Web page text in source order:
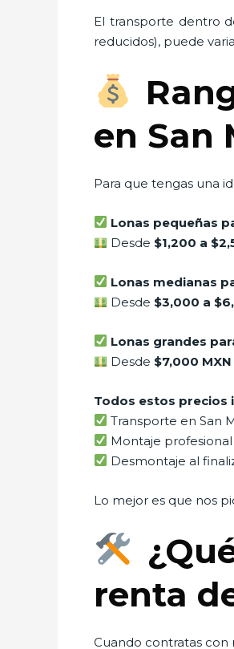
El transporte dentro
reducidos), puede
en San
Para que tengas una
Lonas pequeñas
Desde $1,200 a
Lonas medianas
Desde $3,000 a
Lonas grandes
Desde $7,000
Todos estos precios
Transporte en San
Montaje
Desmontaje al
Lo mejor es que nos
renta
Cuando contratas con